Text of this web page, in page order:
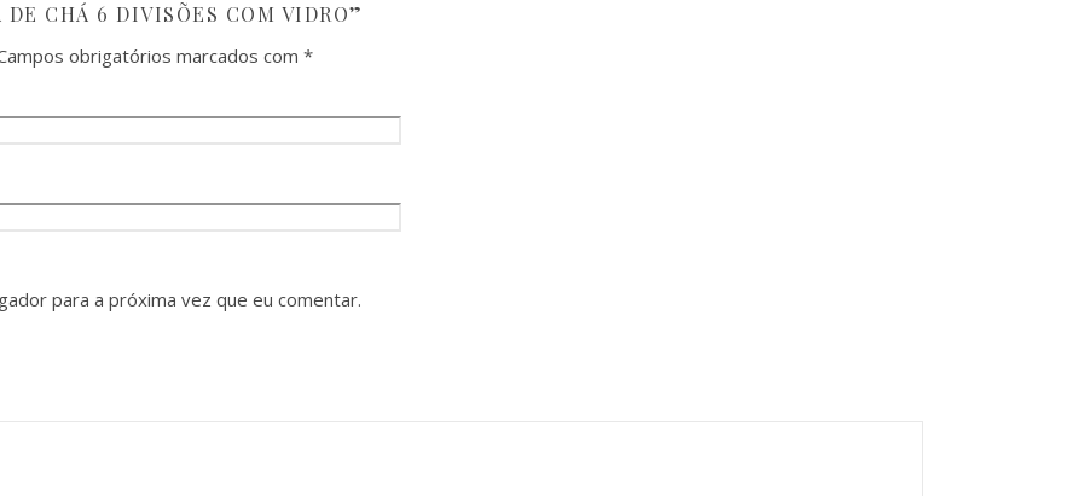
CHÁ 6 DIVISÕES COM VIDRO”
obrigatórios marcados com *
para a próxima vez que eu comentar.